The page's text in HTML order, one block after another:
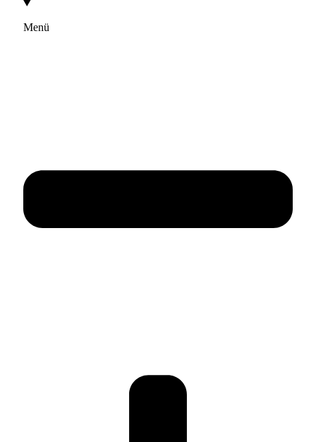
Menü